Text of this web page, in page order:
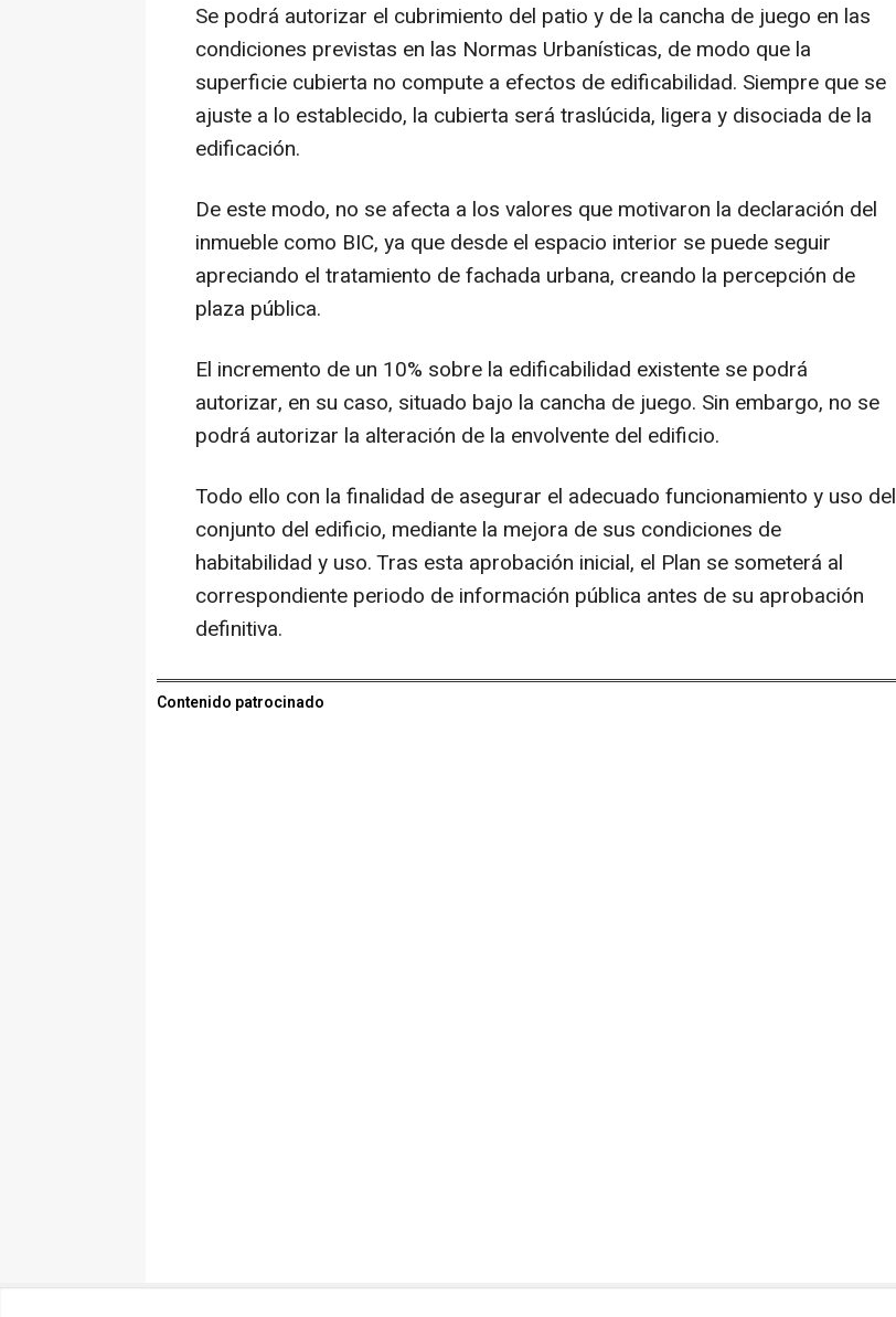
Se podrá autorizar el cubrimiento del patio y de la cancha de juego en las
condiciones previstas en las Normas Urbanísticas, de modo que la
superficie cubierta no compute a efectos de edificabilidad. Siempre que se
ajuste a lo establecido, la cubierta será traslúcida, ligera y disociada de la
edificación.
De este modo, no se afecta a los valores que motivaron la declaración del
inmueble como BIC, ya que desde el espacio interior se puede seguir
apreciando el tratamiento de fachada urbana, creando la percepción de
plaza pública.
El incremento de un 10% sobre la edificabilidad existente se podrá
autorizar, en su caso, situado bajo la cancha de juego. Sin embargo, no se
podrá autorizar la alteración de la envolvente del edificio.
Todo ello con la finalidad de asegurar el adecuado funcionamiento y uso del
conjunto del edificio, mediante la mejora de sus condiciones de
habitabilidad y uso. Tras esta aprobación inicial, el Plan se someterá al
correspondiente periodo de información pública antes de su aprobación
definitiva.
Contenido patrocinado